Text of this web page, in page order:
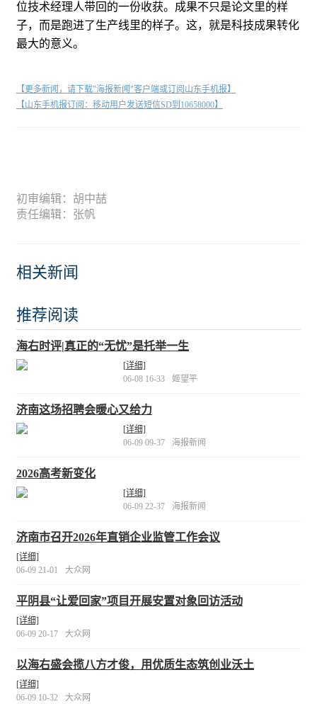
位技术经理人带回的一份收获。成果不只是论文里的样
子，而是跑进了生产线里的样子。这，就是科技成果转化
最大的意义。
【更多新闻，请下载"海报新闻"客户端或订阅山东手机报】
【山东手机报订阅：移动用户发送短信SD到10658000】
初审编辑：胡中喆
责任编辑：张帆
相关新闻
推荐阅读
海右时评|真正的“无忧”是托举一生
[详细]
06-08 16-33
姬望平
济南这场招聘会暖心又给力
[详细]
06-09 09-37
海报新闻
2026高考新变化
[详细]
06-09 22-37
海报新闻
济南市召开2026年直销企业监管工作会议
[详细]
06-09 21-01
大众网
平阴县“让爱回家”项目开展安置对象回访活动
[详细]
06-09 20-17
大众网
以海右盛会揽八方才俊，用优质生态筑创业沃土
[详细]
06-09 10-32
大众网